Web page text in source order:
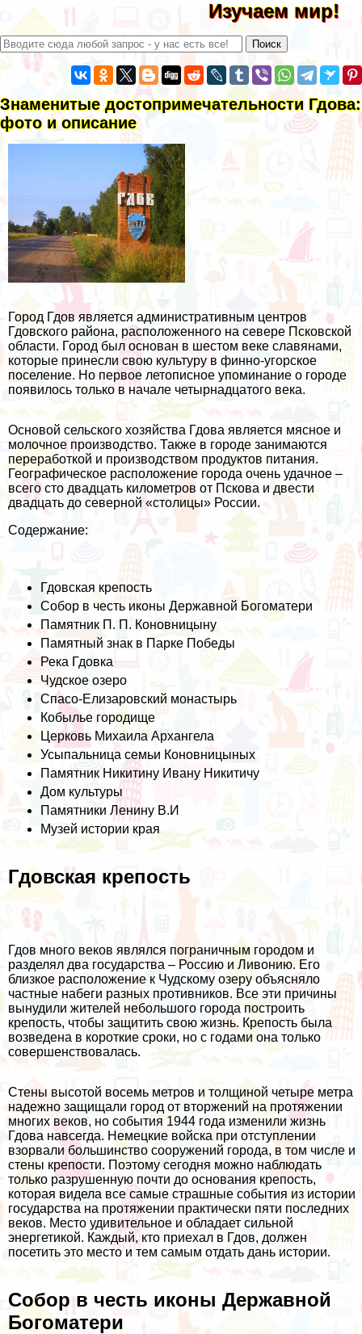
Изучаем мир!
Знаменитые достопримечательности Гдова:
фото и описание
Город Гдов является административным центров
Гдовского района, расположенного на севере Псковской
области. Город был основан в шестом веке славянами,
которые принесли свою культуру в финно-угорское
поселение. Но первое летописное упоминание о городе
появилось только в начале четырнадцатого века.
Основой сельского хозяйства Гдова является мясное и
молочное производство. Также в городе занимаются
переработкой и производством продуктов питания.
Географическое расположение города очень удачное –
всего сто двадцать километров от Пскова и двести
двадцать до северной «столицы» России.
Содержание:
Гдовская крепость
Собор в честь иконы Державной Богоматери
Памятник П. П. Коновницыну
Памятный знак в Парке Победы
Река Гдовка
Чудское озеро
Спасо-Елизаровский монастырь
Кобылье городище
Церковь Михаила Архангела
Усыпальница семьи Коновницыных
Памятник Никитину Ивану Никитичу
Дом культуры
Памятники Ленину В.И
Музей истории края
Гдовская крепость
Гдов много веков являлся пограничным городом и
разделял два государства – Россию и Ливонию. Его
близкое расположение к Чудскому озеру объясняло
частные набеги разных противников. Все эти причины
вынудили жителей небольшого города построить
крепость, чтобы защитить свою жизнь. Крепость была
возведена в короткие сроки, но с годами она только
совершенствовалась.
Стены высотой восемь метров и толщиной четыре метра
надежно защищали город от вторжений на протяжении
многих веков, но события 1944 года изменили жизнь
Гдова навсегда. Немецкие войска при отступлении
взорвали большинство сооружений города, в том числе и
стены крепости. Поэтому сегодня можно наблюдать
только разрушенную почти до основания крепость,
которая видела все самые страшные события из истории
государства на протяжении практически пяти последних
веков. Место удивительное и обладает сильной
энергетикой. Каждый, кто приехал в Гдов, должен
посетить это место и тем самым отдать дань истории.
Собор в честь иконы Державной
Богоматери